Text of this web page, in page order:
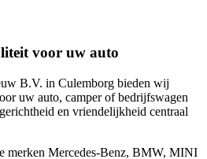
voor uw auto
B.V. in Culemborg bieden wij
uw auto, camper of bedrijfswagen
en vriendelijkheid centraal
merken Mercedes-Benz, BMW, MINI